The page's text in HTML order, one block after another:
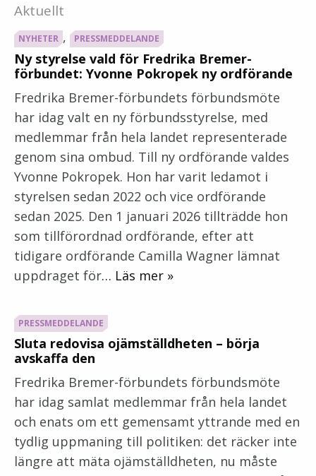
Aktuellt
NYHETER , PRESSMEDDELANDE
Ny styrelse vald för Fredrika Bremer-
förbundet: Yvonne Pokropek ny ordförande
Fredrika Bremer-förbundets förbundsmöte
har idag valt en ny förbundsstyrelse, med
medlemmar från hela landet representerade
genom sina ombud. Till ny ordförande valdes
Yvonne Pokropek. Hon har varit ledamot i
styrelsen sedan 2022 och vice ordförande
sedan 2025. Den 1 januari 2026 tillträdde hon
som tillförordnad ordförande, efter att
tidigare ordförande Camilla Wagner lämnat
uppdraget för… Läs mer »
PRESSMEDDELANDE
Sluta redovisa ojämställdheten – börja
avskaffa den
Fredrika Bremer-förbundets förbundsmöte
har idag samlat medlemmar från hela landet
och enats om ett gemensamt yttrande med en
tydlig uppmaning till politiken: det räcker inte
längre att mäta ojämställdheten, nu måste